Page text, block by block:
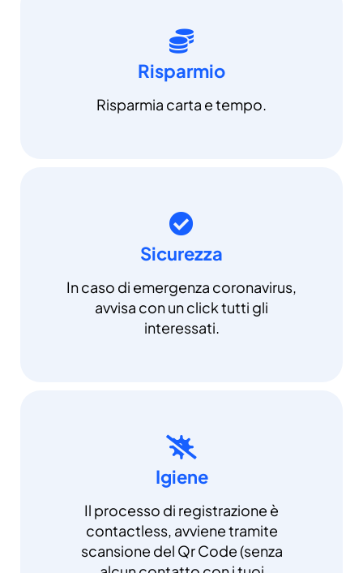
Risparmio
Risparmia carta e tempo.
Sicurezza
In caso di emergenza coronavirus,
avvisa con un click tutti gli
interessati.
Igiene
Il processo di registrazione è
contactless, avviene tramite
scansione del Qr Code (senza